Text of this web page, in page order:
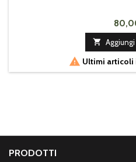

 Ultimi articoli
PRODOTTI